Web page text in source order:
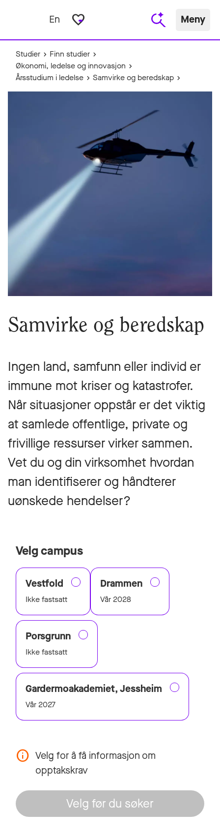
En favorite_border Meny
Studier
Finn studier
Økonomi, ledelse og innovasjon
Årsstudium i ledelse
Samvirke og beredskap
Samvirke og beredskap
Ingen land, samfunn eller individ er
immune mot kriser og katastrofer.
Når situasjoner oppstår er det viktig
at samlede offentlige, private og
frivillige ressurser virker sammen.
Vet du og din virksomhet hvordan
man identifiserer og håndterer
uønskede hendelser?
Velg campus
Vestfold
Ikke fastsatt
Drammen
Vår 2028
Porsgrunn
Ikke fastsatt
Gardermoakademiet, Jessheim
Vår 2027
Velg for å få informasjon om
opptakskrav
Velg før du søker